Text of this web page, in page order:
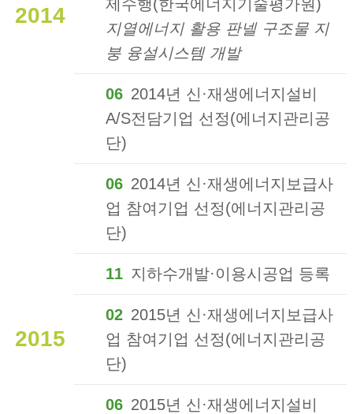
2014
제수행(한국에너지기술평가원)
지열에너지 활용 판넬 구조물 지
붕 융설시스템 개발
06 2014년 신·재생에너지설비
A/S전담기업 선정(에너지관리공
단)
06 2014년 신·재생에너지보급사
업 참여기업 선정(에너지관리공
단)
11 지하수개발·이용시공업 등록
2015
02 2015년 신·재생에너지보급사
업 참여기업 선정(에너지관리공
단)
06 2015년 신·재생에너지설비